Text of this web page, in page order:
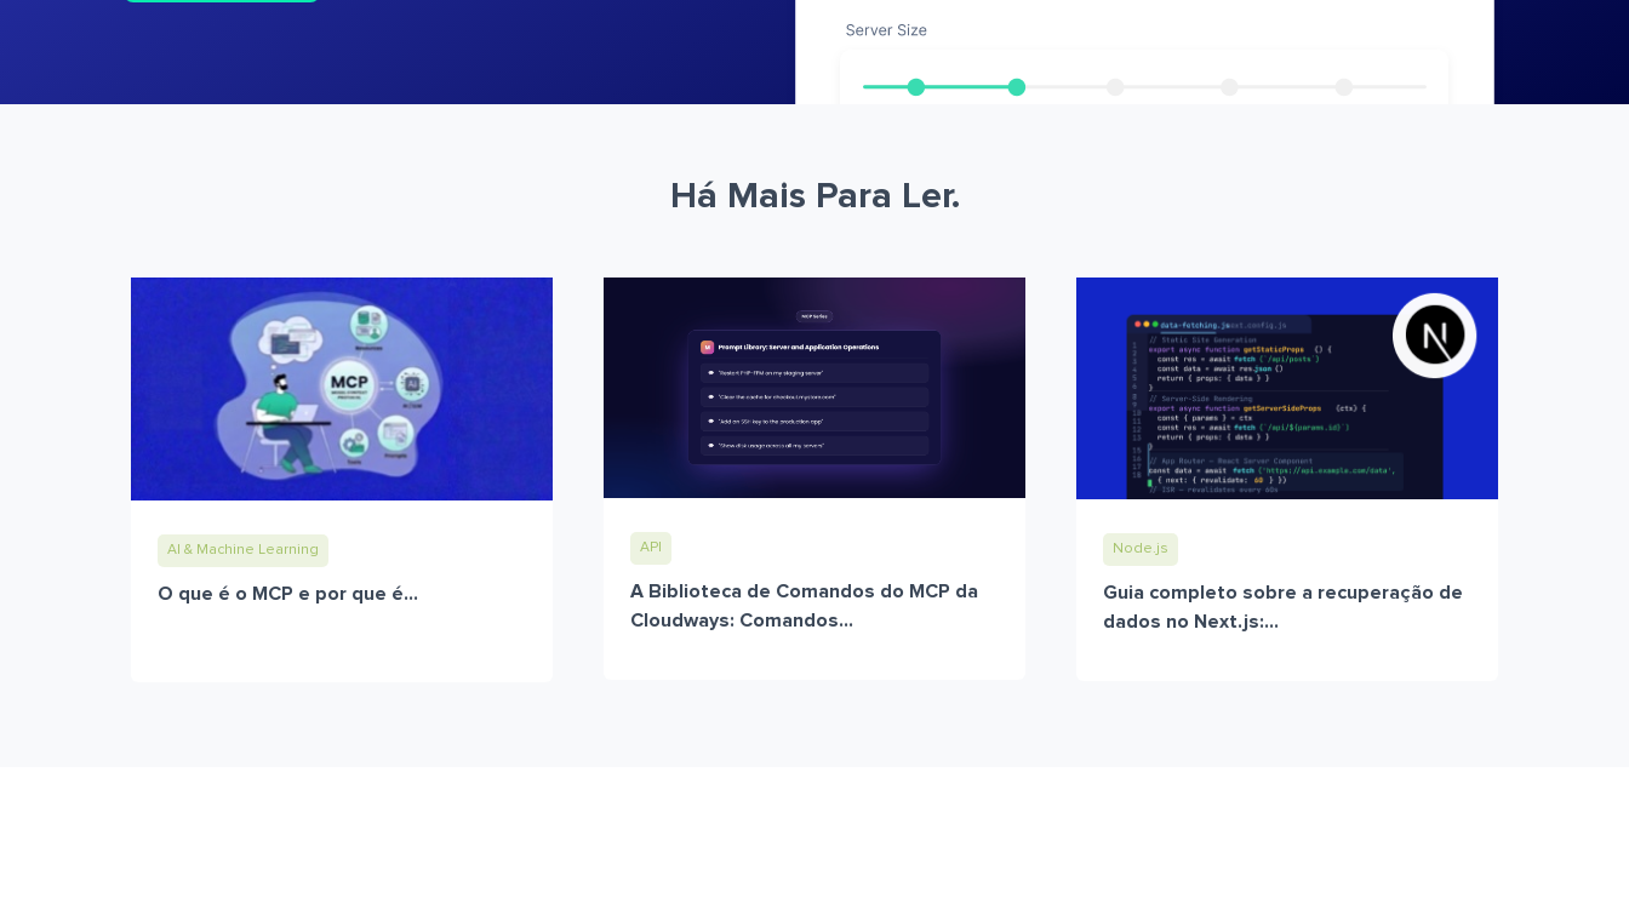
Há Mais Para Ler.
AI & Machine Learning
O que é o MCP e por que é...
API
A Biblioteca de Comandos do MCP da
Cloudways: Comandos...
Node.js
Guia completo sobre a recuperação de
dados no Next.js:...